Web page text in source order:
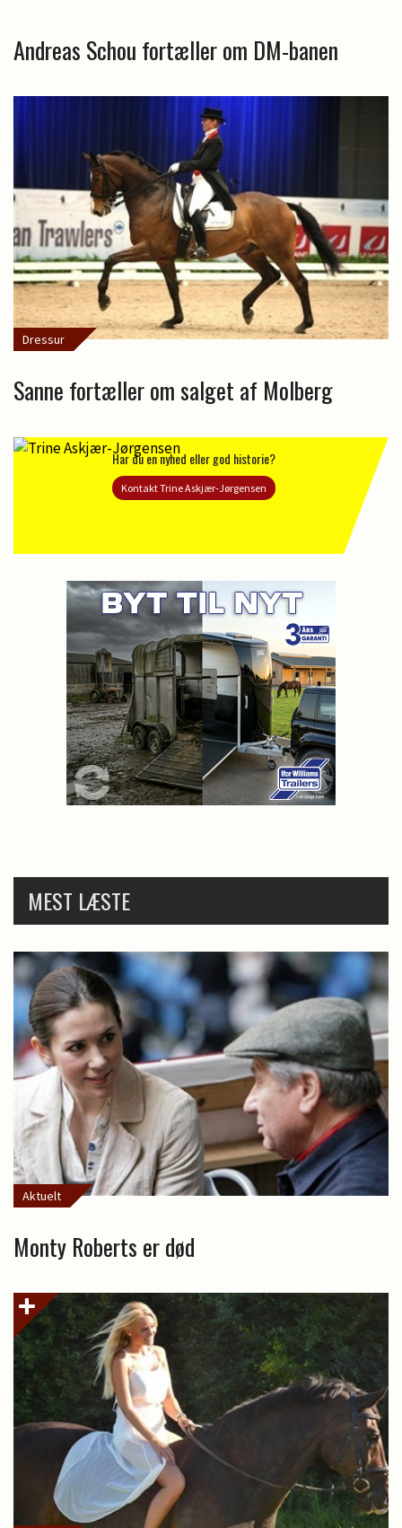
Andreas Schou fortæller om DM-banen
Dressur
Sanne fortæller om salget af Molberg
Har du en nyhed eller god historie?
Kontakt Trine Askjær-Jørgensen
MEST LÆSTE
Aktuelt
Monty Roberts er død